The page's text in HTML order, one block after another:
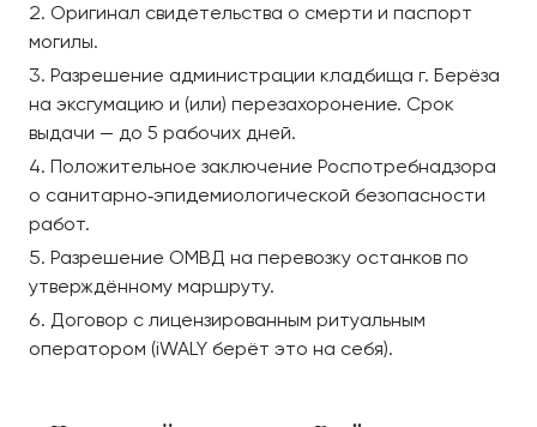
Оригинал свидетельства о смерти и паспорт
могилы.
Разрешение администрации кладбища г. Берёза
на эксгумацию и (или) перезахоронение. Срок
выдачи — до 5 рабочих дней.
Положительное заключение Роспотребнадзора
о санитарно‑эпидемиологической безопасности
работ.
Разрешение ОМВД на перевозку останков по
утверждённому маршруту.
Договор с лицензированным ритуальным
оператором (iWALY берёт это на себя).